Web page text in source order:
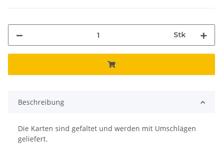
Stk
Beschreibung
Die Karten sind gefaltet und werden mit Umschlägen
geliefert.